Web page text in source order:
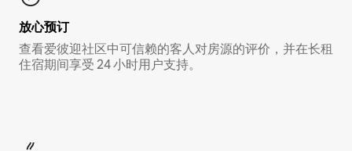
放心预订
查看爱彼迎社区中可信赖的客人对房源的评价，并在长租
住宿期间享受 24 小时用户支持。